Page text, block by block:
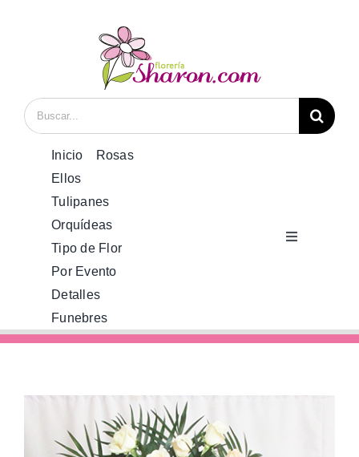
Buscar:
Toggle
Rosas
Tulipanes
Inicio
Rosas
Ellos
Tulipanes
Orquídeas
Tipo de Flor
Por Evento
Detalles
Funebres